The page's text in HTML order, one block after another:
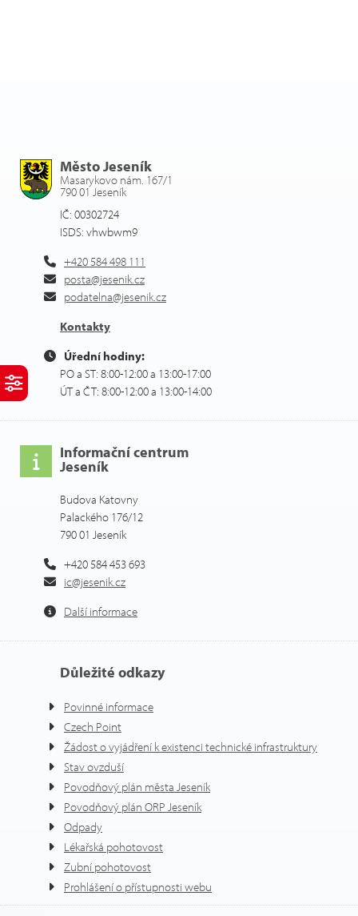
Město Jeseník
Masarykovo nám. 167/1
790 01 Jeseník
IČ: 00302724
ISDS: vhwbwm9
+420 584 498 111
posta@jesenik.cz
podatelna@jesenik.cz
Kontakty
Úřední hodiny:
PO a ST: 8:00-12:00 a 13:00-17:00
ÚT a ČT: 8:00-12:00 a 13:00-14:00
Informační centrum
Jeseník
Budova Katovny
Palackého 176/12
790 01 Jeseník
+420 584 453 693
ic@jesenik.cz
Další informace
Důležité odkazy
Povinné informace
Czech Point
Žádost o vyjádření k existenci technické infrastruktury
Stav ovzduší
Povodňový plán města Jeseník
Povodňový plán ORP Jeseník
Odpady
Lékařská pohotovost
Zubní pohotovost
Prohlášení o přístupnosti webu